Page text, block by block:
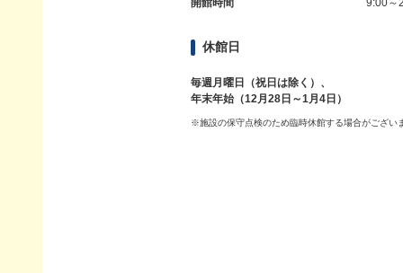
開館時間 9:00～
休館日
毎週月曜日（祝日は除く）、
年末年始（12月28日～1月4日）
※施設の保守点検のため臨時休館する場合がござい